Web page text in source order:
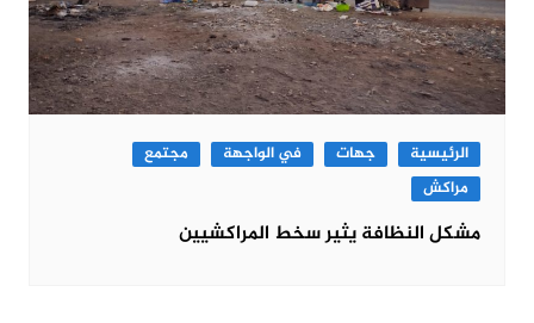
الرئيسية جهات في الواجهة
مجتمع
مراكش
مشكل النظافة يثير سخط المراكشيين